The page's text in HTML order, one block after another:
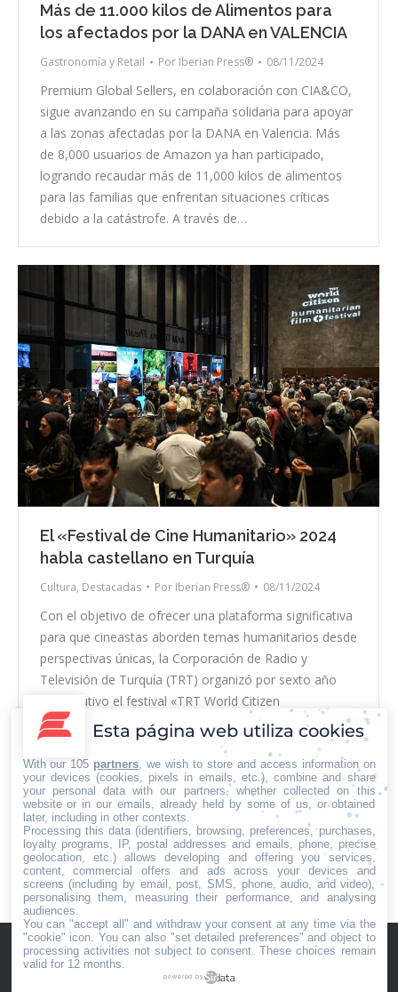
Más de 11.000 kilos de Alimentos para
los afectados por la DANA en VALENCIA
Gastronomía y Retail Por Iberian Press® 08/11/2024
Premium Global Sellers, en colaboración con CIA&CO,
sigue avanzando en su campaña solidaria para apoyar
a las zonas afectadas por la DANA en Valencia. Más
de 8,000 usuarios de Amazon ya han participado,
logrando recaudar más de 11,000 kilos de alimentos
para las familias que enfrentan situaciones críticas
debido a la catástrofe. A través de…
El «Festival de Cine Humanitario» 2024
habla castellano en Turquía
Cultura, Destacadas Por Iberian Press® 08/11/2024
Con el objetivo de ofrecer una plataforma significativa
para que cineastas aborden temas humanitarios desde
perspectivas únicas, la Corporación de Radio y
Televisión de Turquía (TRT) organizó por sexto año
consecutivo el festival «TRT World Citizen
Humanitarian Film Festival«, donde se abordaron
temas cruciales como la guerra, los conflictos, los
derechos humanos y la crisis…
← 1 … 49 50 51 52 53
…
262
→
Esta página web utiliza cookies
With our 105 partners , we wish to store and access information on
your devices (cookies, pixels in emails, etc.), combine and share
your personal data with our partners, whether collected on this
website or in our emails, already held by some of us, or obtained
later, including in other contexts.
Processing this data (identifiers, browsing, preferences, purchases,
loyalty programs, IP, postal addresses and emails, phone, precise
geolocation, etc.) allows developing and offering you services,
content, commercial offers and ads across your devices and
screens (including by email, post, SMS, phone, audio, and video),
personalising them, measuring their performance, and analysing
audiences.
You can "accept all" and withdraw your consent at any time via the
"cookie" icon . You can also "set detailed preferences" and object to
processing activities not subject to consent. These choices remain
valid for 12 months.
powered by